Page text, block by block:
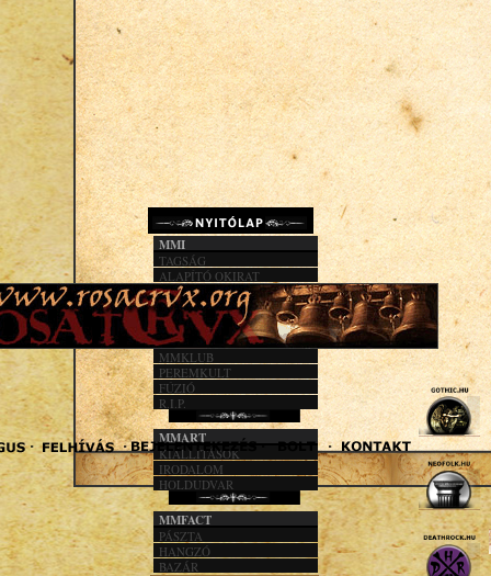
MMI
TAGSÁG
ALAPÍTÓ OKIRAT
KÖZHASZN. JEL.
1%
MMACT
MMKLUB
PEREMKULT
FÚZIÓ
R.I.P.
MMART
KIÁLLÍTÁSOK
IRODALOM
HOLDUDVAR
MMFACT
PÁSZTA
HANGZÓ
BAZÁR